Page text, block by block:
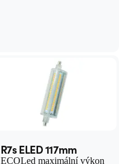
R7s ELED 117mm
ECOLed maximální výkon